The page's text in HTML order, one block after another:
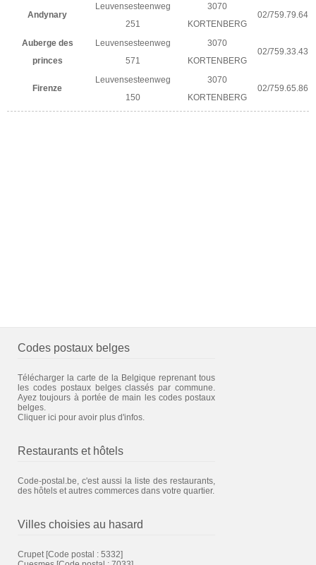
Andynary
Leuvensesteenweg
251
3070
KORTENBERG
02/759.79.64
Auberge des
princes
Leuvensesteenweg
571
3070
KORTENBERG
02/759.33.43
Firenze
Leuvensesteenweg
150
3070
KORTENBERG
02/759.65.86
Codes postaux belges
Télécharger la carte de la Belgique reprenant tous
les codes postaux belges classés par commune.
Ayez toujours à portée de main les codes postaux
belges.
Cliquer ici pour avoir plus d'infos.
Restaurants et hôtels
Code-postal.be, c'est aussi la liste des restaurants,
des hôtels et autres commerces dans votre quartier.
Villes choisies au hasard
Crupet [Code postal : 5332]